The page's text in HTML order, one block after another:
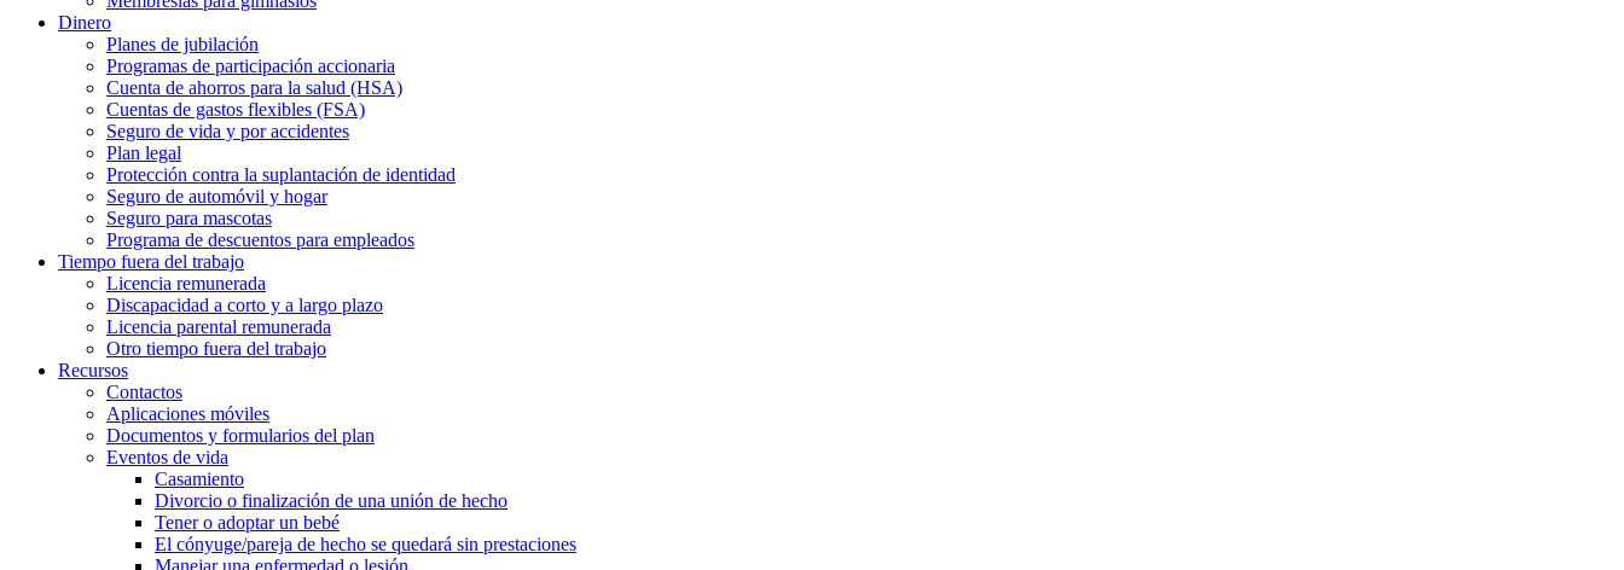
Dinero
Planes de jubilación
Programas de participación accionaria
Cuenta de ahorros para la salud (HSA)
Cuentas de gastos flexibles (FSA)
Seguro de vida y por accidentes
Plan legal
Protección contra la suplantación de identidad
Seguro de automóvil y hogar
Seguro para mascotas
Programa de descuentos para empleados
Tiempo fuera del trabajo
Licencia remunerada
Discapacidad a corto y a largo plazo
Licencia parental remunerada
Otro tiempo fuera del trabajo
Recursos
Contactos
Aplicaciones móviles
Documentos y formularios del plan
Eventos de vida
Casamiento
Divorcio o finalización de una unión de hecho
Tener o adoptar un bebé
El cónyuge/pareja de hecho se quedará sin prestaciones